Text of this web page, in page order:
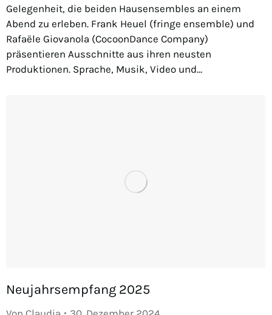
Gelegenheit, die beiden Hausensembles an einem
Abend zu erleben. Frank Heuel (fringe ensemble) und
Rafaële Giovanola (CocoonDance Company)
präsentieren Ausschnitte aus ihren neusten
Produktionen. Sprache, Musik, Video und…
Neujahrsempfang 2025